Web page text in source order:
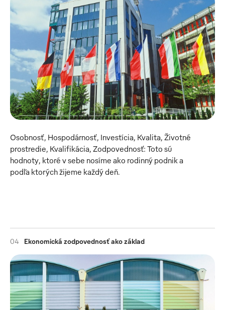
Osobnosť, Hospodárnosť, Investícia, Kvalita, Životné
prostredie, Kvalifikácia, Zodpovednosť: Toto sú
hodnoty, ktoré v sebe nosíme ako rodinný podnik a
podľa ktorých žijeme každý deň.
04 Ekonomická zodpovednosť ako základ